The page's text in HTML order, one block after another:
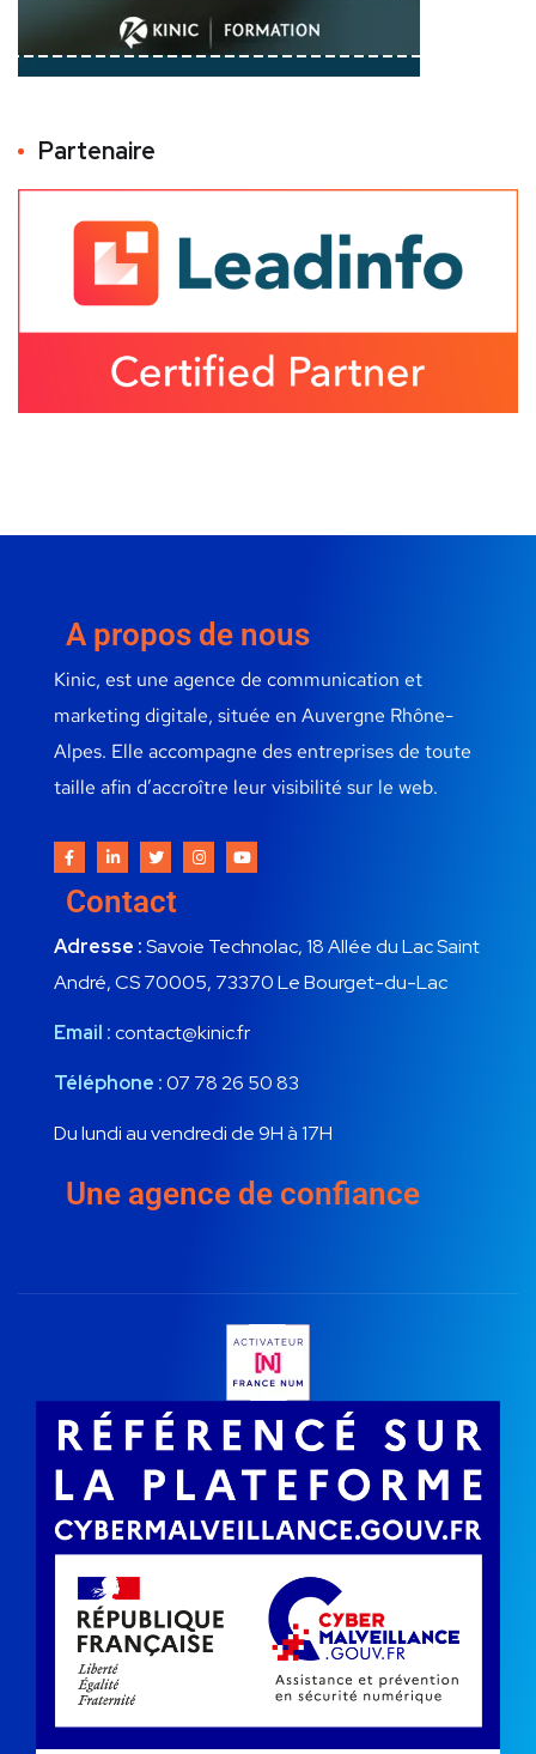
Partenaire
A propos de nous
Kinic, est une agence de communication et
marketing digitale, située en Auvergne Rhône-
Alpes. Elle accompagne des entreprises de toute
taille afin d’accroître leur visibilité sur le web.
Contact
Adresse :Savoie Technolac, 18 Allée du Lac Saint
André, CS 70005, 73370 Le Bourget-du-Lac
Email :contact@kinic.fr
Téléphone :07 78 26 50 83
Du lundi au vendredi de 9H à 17H
Une agence de confiance